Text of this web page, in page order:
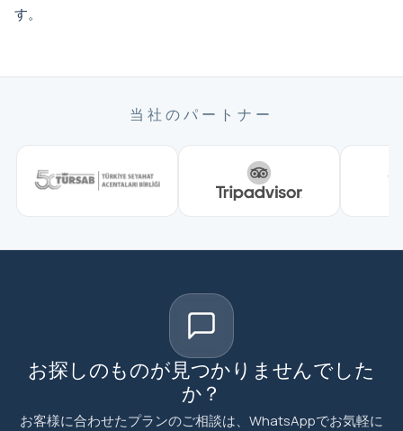
す。
当社のパートナー
お探しのものが見つかりませんでした
か？
お客様に合わせたプランのご相談は、WhatsAppでお気軽に